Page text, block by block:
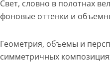
Свет, словно в полотнах
фоновые оттенки и
Геометрия, объемы и
симметричных